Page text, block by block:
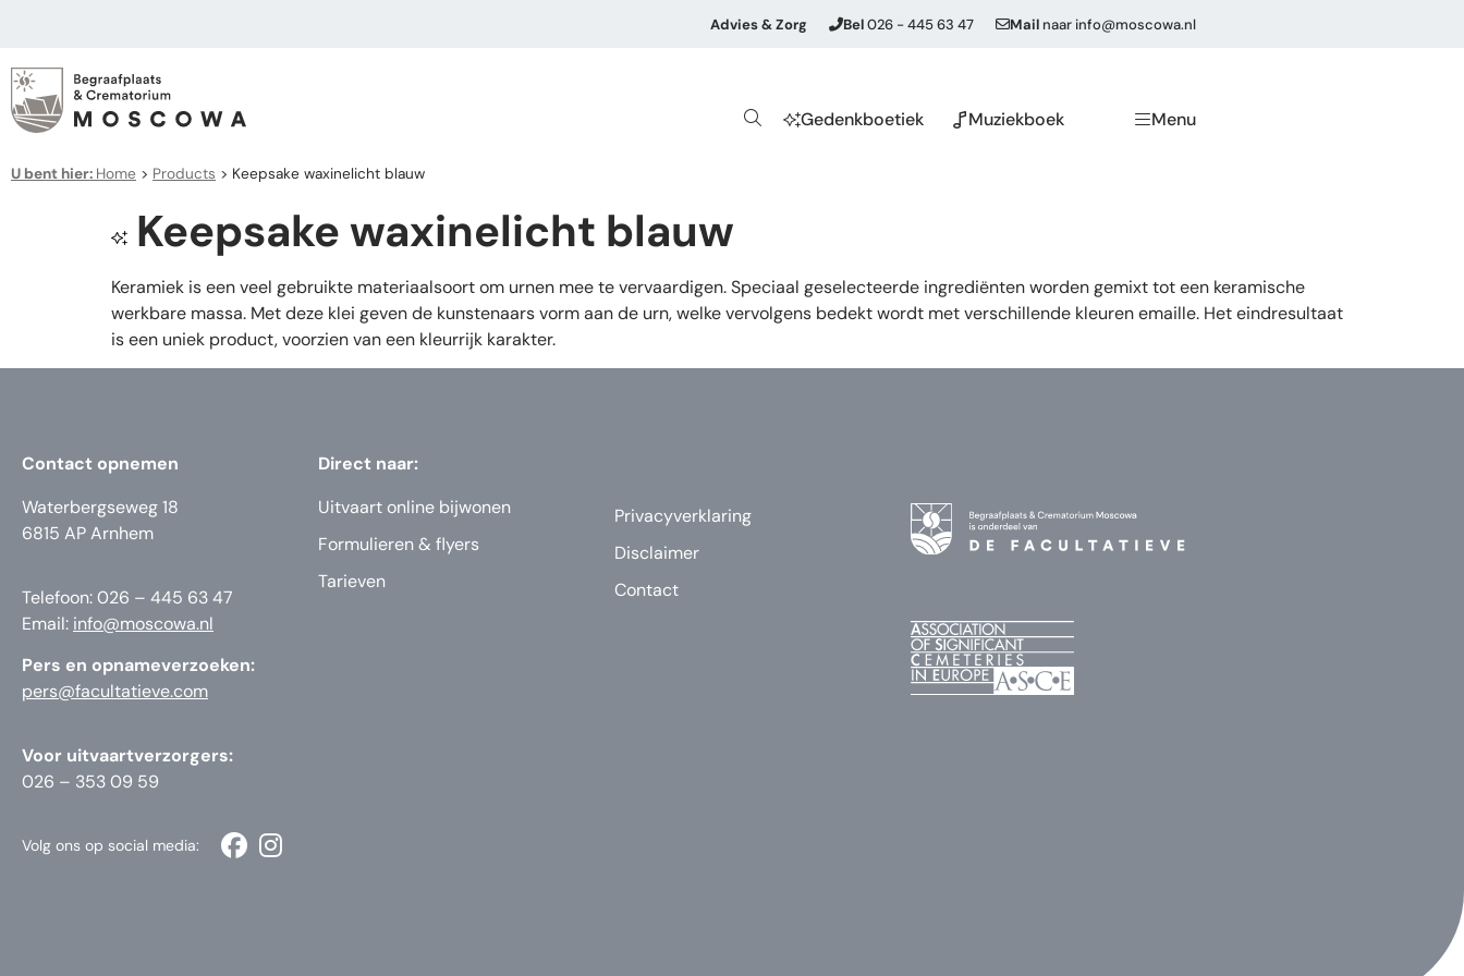
Advies & Zorg Bel026 - 445 63 47 Mail naarinfo@moscowa.nl
Gedenkboetiek Muziekboek Menu
U bent hier: Home > Products > Keepsake waxinelicht blauw
Keepsake waxinelicht blauw
Keramiek is een veel gebruikte materiaalsoort om urnen mee te vervaardigen. Speciaal geselecteerde ingrediënten worden gemixt tot een keramische
werkbare massa. Met deze klei geven de kunstenaars vorm aan de urn, welke vervolgens bedekt wordt met verschillende kleuren emaille. Het eindresultaat
is een uniek product, voorzien van een kleurrijk karakter.
Contact opnemen
Waterbergseweg 18
6815 AP Arnhem
Telefoon: 026 – 445 63 47
Email: info@moscowa.nl
Pers en opnameverzoeken:
pers@facultatieve.com
Voor uitvaartverzorgers:
026 – 353 09 59
Direct naar:
Uitvaart online bijwonen
Formulieren & flyers
Tarieven
Privacyverklaring
Disclaimer
Contact
Volg ons op social media: